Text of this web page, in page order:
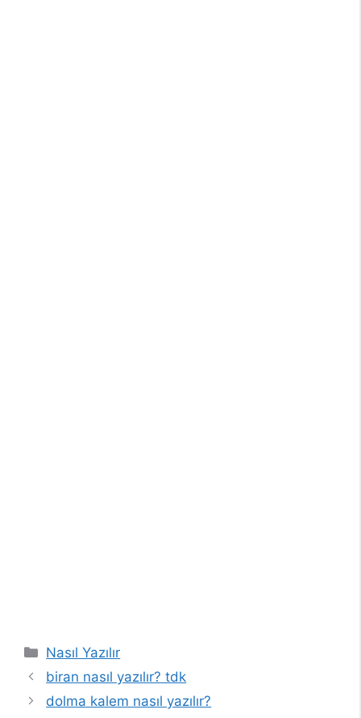
Kategoriler
Nasıl Yazılır
biran nasıl yazılır? tdk
dolma kalem nasıl yazılır?